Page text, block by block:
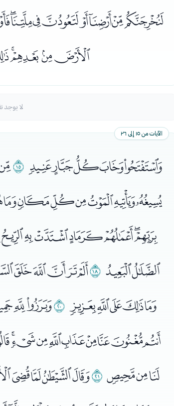
لا يوجد
الآيات من ١٥ إلى ٢٦
ﮣﮤﮥﮦﮧﮨ
ﯻﯼﯽ
ﭡﭢﭣﭤﭥﭦ
ﮈﮉﮊﮋ